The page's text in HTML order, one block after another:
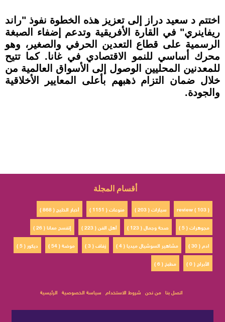
اختتم د سعيد دراز إلى تعزيز هذه الخطوة نفوذ "راند
ريفاينري" في القارة الأفريقية وتدعم إضفاء الصبغة
الرسمية على قطاع التعدين الحرفي والصغير، وهو
محرك أساسي للنمو الاقتصادي في غانا. كما تتيح
للمعدنين المحليين الوصول إلى الأسواق العالمية من
خلال ضمان التزام ذهبهم بأعلى المعايير الأخلاقية
والجودة.
أقسام المجلة
أخبار الخليج ( 868 ) منوعات ( 1151 ) سيارات ( 203 )
review ( 103 )
إتفسح معانا ( 26 )
أهل الفن ( 223 ) صحة وجمال ( 123 )
مجوهرات ( 5 )
ديكور ( 5 )
موضة ( 54 ) زفاف ( 3 ) مشاهير السوشيال ميديا ( 4 )
ادم ( 30 )
مطبخ ( 6 )
الأبراج ( 0 )
الرئيسية سياسة الخصوصية شروط الاستخدام من نحن اتصل بنا